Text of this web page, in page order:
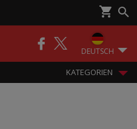
DEUTSCH
KATEGORIEN